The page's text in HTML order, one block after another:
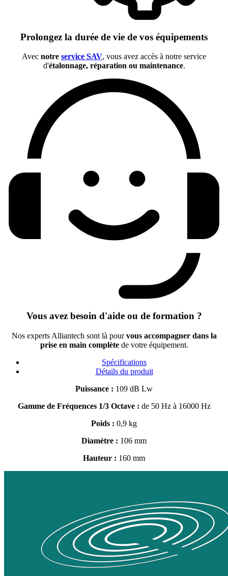
Prolongez la durée de vie de vos équipements
Avec notre service SAV, vous avez accès à notre service
d'étalonnage, réparation ou maintenance.
Vous avez besoin d'aide ou de formation ?
Nos experts Alliantech sont là pourvous accompagner dans la
prise en main complètede votre équipement.
Spécifications
Détails du produit
Puissance : 109 dB Lw
Gamme de Fréquences 1/3 Octave : de 50 Hz à 16000 Hz
Poids : 0,9 kg
Diamètre : 106 mm
Hauteur : 160 mm